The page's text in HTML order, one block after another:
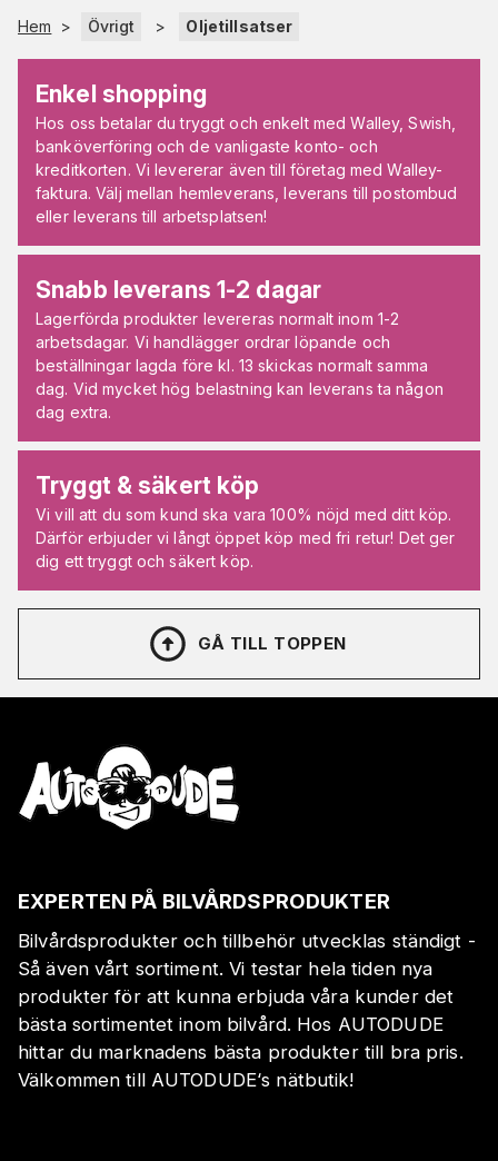
Hem > Övrigt > Oljetillsatser
Enkel shopping
Hos oss betalar du tryggt och enkelt med Walley, Swish,
banköverföring och de vanligaste konto- och
kreditkorten. Vi levererar även till företag med Walley-
faktura. Välj mellan hemleverans, leverans till postombud
eller leverans till arbetsplatsen!
Snabb leverans 1-2 dagar
Lagerförda produkter levereras normalt inom 1-2
arbetsdagar. Vi handlägger ordrar löpande och
beställningar lagda före kl. 13 skickas normalt samma
dag. Vid mycket hög belastning kan leverans ta någon
dag extra.
Tryggt & säkert köp
Vi vill att du som kund ska vara 100% nöjd med ditt köp.
Därför erbjuder vi långt öppet köp med fri retur! Det ger
dig ett tryggt och säkert köp.
GÅ TILL TOPPEN
EXPERTEN PÅ BILVÅRDSPRODUKTER
Bilvårdsprodukter och tillbehör utvecklas ständigt -
Så även vårt sortiment. Vi testar hela tiden nya
produkter för att kunna erbjuda våra kunder det
bästa sortimentet inom bilvård. Hos AUTODUDE
hittar du marknadens bästa produkter till bra pris.
Välkommen till AUTODUDE‘s nätbutik!